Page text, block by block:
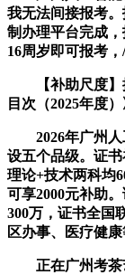
我无法间接报考
制办理平台完成
16周岁即可报考，
【补助尺度】
目次（2025年度
2026年广州人
设五个品级。证书
理论+技术两科均
可享2000元补助
300万，证书全国
区办事、医疗健康
正在广州考茶